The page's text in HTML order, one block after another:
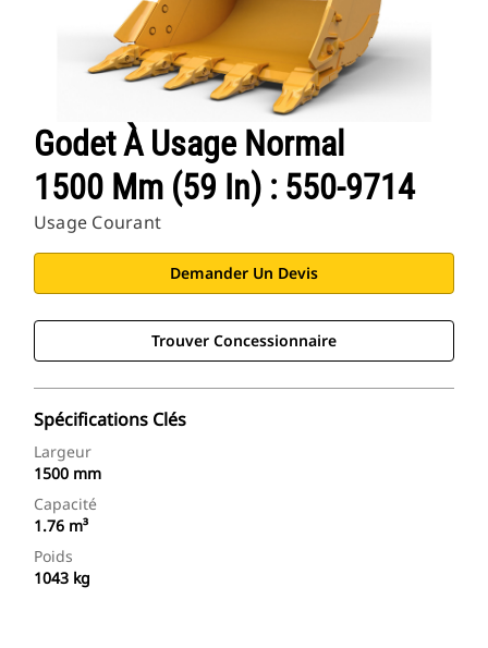
Godet À Usage Normal
1500 Mm (59 In) : 550-9714
Usage Courant
Demander Un Devis
Trouver Concessionnaire
Spécifications Clés
Largeur
1500 mm
Capacité
1.76 m³
Poids
1043 kg